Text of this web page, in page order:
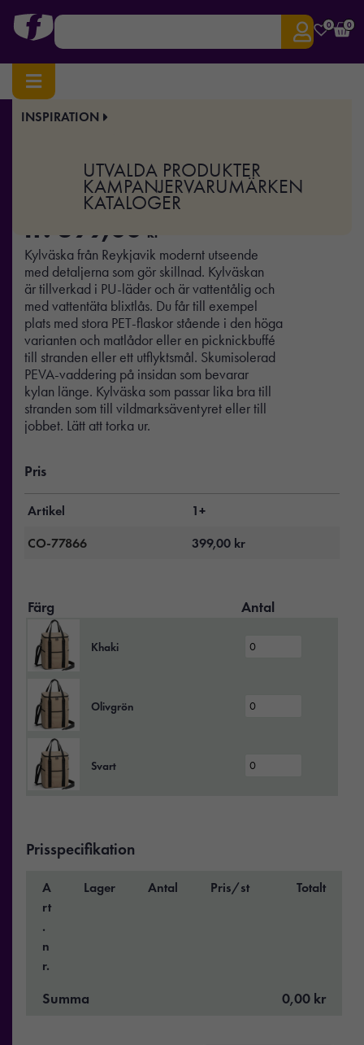
0 0
INSPIRATION
UTVALDA PRODUKTER
KAMPANJERVARUMÄRKEN
KATALOGER
Hem/Fritid/ Reykjavik, kylväska hög
Reykjavik, kylväska hög
fr. 399,00 kr
Kylväska från Reykjavik modernt utseende
med detaljerna som gör skillnad. Kylväskan
är tillverkad i PU-läder och är vattentålig och
med vattentäta blixtlås. Du får till exempel
plats med stora PET-flaskor stående i den höga
varianten och matlådor eller en picknickbuffé
till stranden eller ett utflyktsmål. Skumisolerad
PEVA-vaddering på insidan som bevarar
kylan länge. Kylväska som passar lika bra till
stranden som till vildmarksäventyret eller till
jobbet. Lätt att torka ur.
Pris
Artikel
1+
CO-77866
399,00 kr
Färg Antal
Khaki
Olivgrön
Svart
Prisspecifikation
A
rt
.
n
r.
Lager Antal Pris/st Totalt
Summa 0,00 kr